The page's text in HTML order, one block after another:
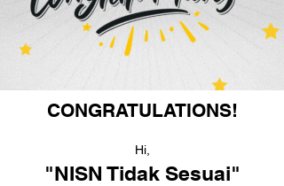
CONGRATULATIONS!
Hi,
"NISN Tidak Sesuai"